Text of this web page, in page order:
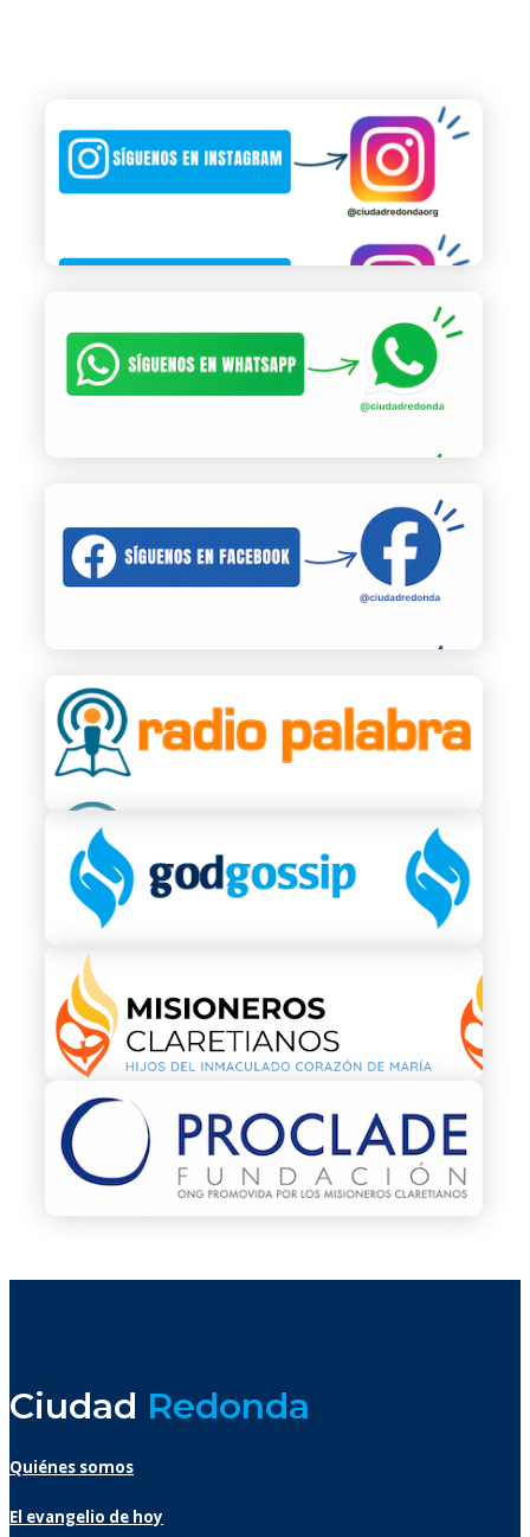
Ciudad Redonda
Quiénes somos
El evangelio de hoy